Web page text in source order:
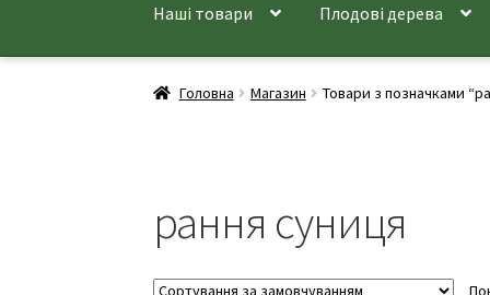
Наші товари Плодові дерева
Головна Магазин Товари з позначками
рання суниця